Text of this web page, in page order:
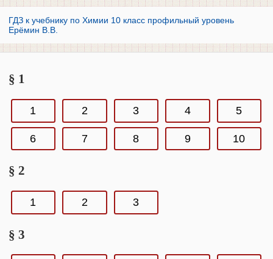
ГДЗ к учебнику по Химии 10 класс профильный уровень
Ерёмин В.В.
§ 1
1 2 3 4 5
6 7 8 9 10
§ 2
1 2 3
§ 3